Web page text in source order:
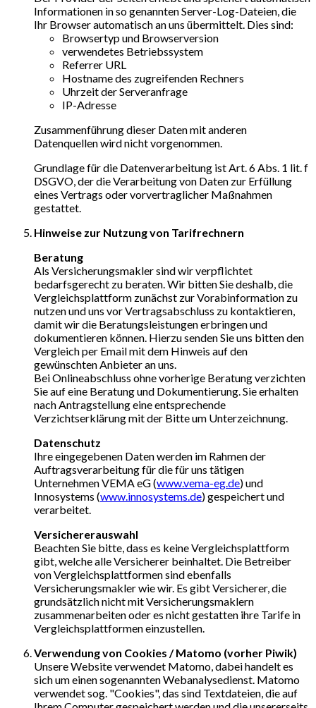
Informationen in so genannten Server-Log-Dateien, die
Ihr Browser automatisch an uns übermittelt. Dies sind:
Browsertyp und Browserversion
verwendetes Betriebssystem
Referrer URL
Hostname des zugreifenden Rechners
Uhrzeit der Serveranfrage
IP-Adresse
Zusammenführung dieser Daten mit anderen
Datenquellen wird nicht vorgenommen.
Grundlage für die Datenverarbeitung ist Art. 6 Abs. 1 lit. f
DSGVO, der die Verarbeitung von Daten zur Erfüllung
eines Vertrags oder vorvertraglicher Maßnahmen
gestattet.
Hinweise zur Nutzung von Tarifrechnern
Beratung
Als Versicherungsmakler sind wir verpflichtet
bedarfsgerecht zu beraten. Wir bitten Sie deshalb, die
Vergleichsplattform zunächst zur Vorabinformation zu
nutzen und uns vor Vertragsabschluss zu kontaktieren,
damit wir die Beratungsleistungen erbringen und
dokumentieren können. Hierzu senden Sie uns bitten den
Vergleich per Email mit dem Hinweis auf den
gewünschten Anbieter an uns.
Bei Onlineabschluss ohne vorherige Beratung verzichten
Sie auf eine Beratung und Dokumentierung. Sie erhalten
nach Antragstellung eine entsprechende
Verzichtserklärung mit der Bitte um Unterzeichnung.
Datenschutz
Ihre eingegebenen Daten werden im Rahmen der
Auftragsverarbeitung für die für uns tätigen
Unternehmen VEMA eG (www.vema-eg.de) und
Innosystems (www.innosystems.de) gespeichert und
verarbeitet.
Versichererauswahl
Beachten Sie bitte, dass es keine Vergleichsplattform
gibt, welche alle Versicherer beinhaltet. Die Betreiber
von Vergleichsplattformen sind ebenfalls
Versicherungsmakler wie wir. Es gibt Versicherer, die
grundsätzlich nicht mit Versicherungsmaklern
zusammenarbeiten oder es nicht gestatten ihre Tarife in
Vergleichsplattformen einzustellen.
Verwendung von Cookies / Matomo (vorher Piwik)
Unsere Website verwendet Matomo, dabei handelt es
sich um einen sogenannten Webanalysedienst. Matomo
verwendet sog. "Cookies", das sind Textdateien, die auf